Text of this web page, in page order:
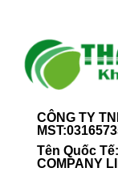
tùy
chọn
có
được
chọn
trên
trang
CÔNG TY
Tên Quốc
COMPANY